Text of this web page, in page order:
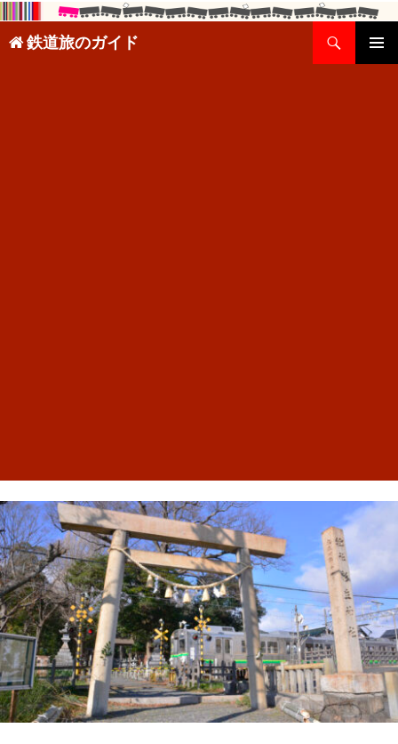
鉄道旅のガイド
索